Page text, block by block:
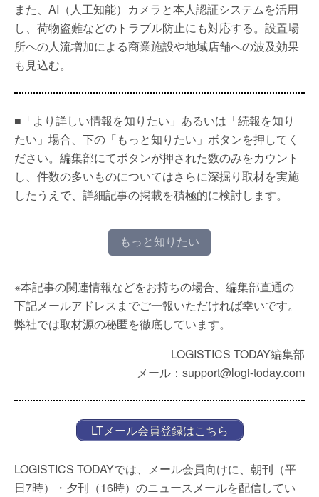
また、AI（人工知能）カメラと本人認証システムを活用
し、荷物盗難などのトラブル防止にも対応する。設置場
所への人流増加による商業施設や地域店舗への波及効果
も見込む。
■「より詳しい情報を知りたい」あるいは「続報を知り
たい」場合、下の「もっと知りたい」ボタンを押してく
ださい。編集部にてボタンが押された数のみをカウント
し、件数の多いものについてはさらに深掘り取材を実施
したうえで、詳細記事の掲載を積極的に検討します。
もっと知りたい
※本記事の関連情報などをお持ちの場合、編集部直通の
下記メールアドレスまでご一報いただければ幸いです。
弊社では取材源の秘匿を徹底しています。
LOGISTICS TODAY編集部
メール：support@logi-today.com
LTメール会員登録はこちら
LOGISTICS TODAYでは、メール会員向けに、朝刊（平
日7時）・夕刊（16時）のニュースメールを配信してい